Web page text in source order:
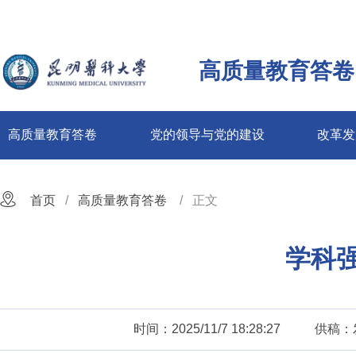
高质量教育答卷
高质量教育答卷 党的领导与党的建设 改革
首页 高质量教育答卷 正文
学科
时间：2025/11/7 18:28:27 供稿：